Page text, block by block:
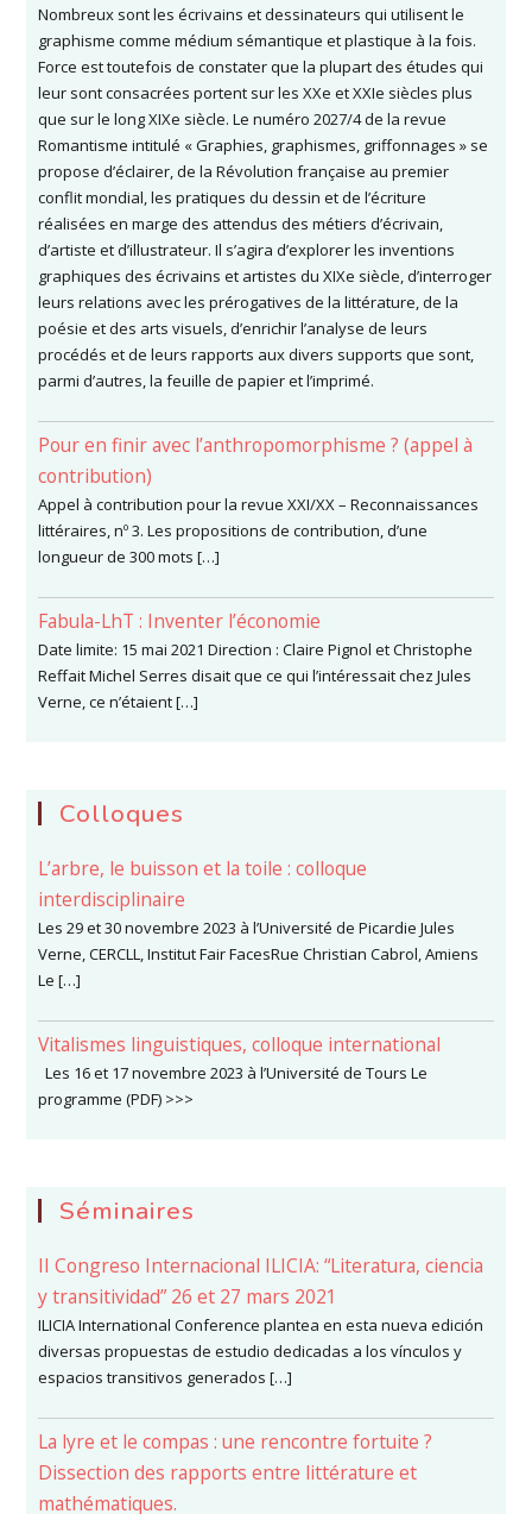
Nombreux sont les écrivains et dessinateurs qui utilisent le
graphisme comme médium sémantique et plastique à la fois.
Force est toutefois de constater que la plupart des études qui
leur sont consacrées portent sur les XXe et XXIe siècles plus
que sur le long XIXe siècle. Le numéro 2027/4 de la revue
Romantisme intitulé « Graphies, graphismes, griffonnages » se
propose d’éclairer, de la Révolution française au premier
conflit mondial, les pratiques du dessin et de l’écriture
réalisées en marge des attendus des métiers d’écrivain,
d’artiste et d’illustrateur. Il s’agira d’explorer les inventions
graphiques des écrivains et artistes du XIXe siècle, d’interroger
leurs relations avec les prérogatives de la littérature, de la
poésie et des arts visuels, d’enrichir l’analyse de leurs
procédés et de leurs rapports aux divers supports que sont,
parmi d’autres, la feuille de papier et l’imprimé.
Pour en finir avec l’anthropomorphisme ? (appel à
contribution)
Appel à contribution pour la revue XXI/XX – Reconnaissances
littéraires, nº 3. Les propositions de contribution, d’une
longueur de 300 mots […]
Fabula-LhT : Inventer l’économie
Date limite: 15 mai 2021 Direction : Claire Pignol et Christophe
Reffait Michel Serres disait que ce qui l’intéressait chez Jules
Verne, ce n’étaient […]
Colloques
L’arbre, le buisson et la toile : colloque
interdisciplinaire
Les 29 et 30 novembre 2023 à l’Université de Picardie Jules
Verne, CERCLL, Institut Fair FacesRue Christian Cabrol, Amiens
Le […]
Vitalismes linguistiques, colloque international
Les 16 et 17 novembre 2023 à l’Université de Tours Le
programme (PDF) >>>
Séminaires
II Congreso Internacional ILICIA: “Literatura, ciencia
y transitividad” 26 et 27 mars 2021
ILICIA International Conference plantea en esta nueva edición
diversas propuestas de estudio dedicadas a los vínculos y
espacios transitivos generados […]
La lyre et le compas : une rencontre fortuite ?
Dissection des rapports entre littérature et
mathématiques.